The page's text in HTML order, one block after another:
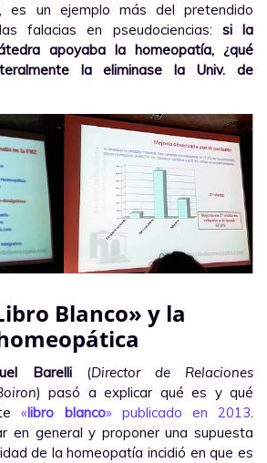
es un ejemplo más del pretendido
falacias en pseudociencias: si la
apoyaba la homeopatía, ¿qué
la eliminase la Univ. de
Blanco» y la
Barelli(Director de Relaciones
) pasó a explicar qué es y qué
«libro blanco» publicado en 2013.
en general y proponer una supuesta
de la homeopatía incidió en que es